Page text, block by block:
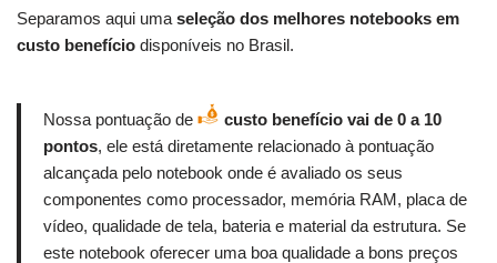
Separamos aqui uma seleção dos melhores notebooks em
custo benefício disponíveis no Brasil.
Nossa pontuação de
custo benefício vai de 0 a 10
pontos, ele está diretamente relacionado à pontuação
alcançada pelo notebook onde é avaliado os seus
componentes como processador, memória RAM, placa de
vídeo, qualidade de tela, bateria e material da estrutura. Se
este notebook oferecer uma boa qualidade a bons preços